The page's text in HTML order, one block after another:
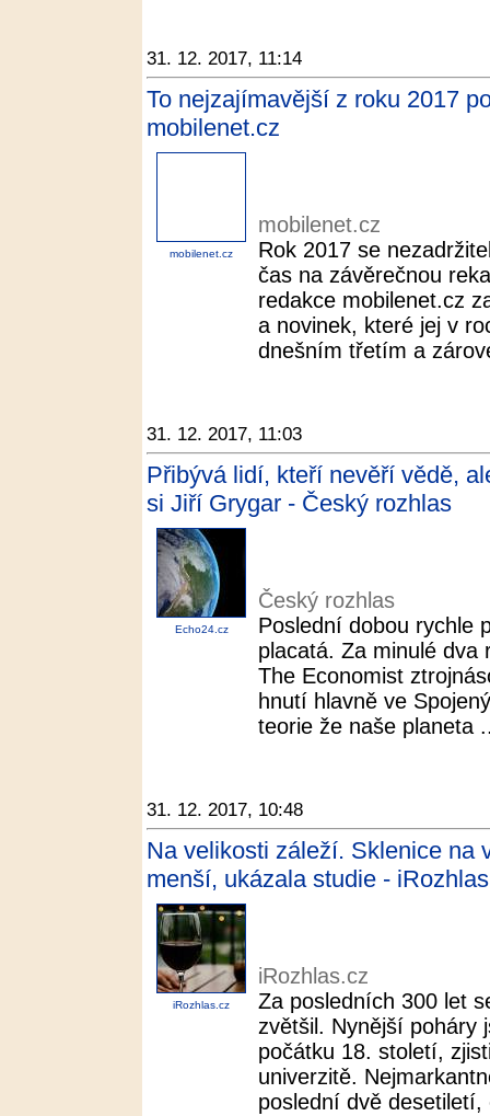
31. 12. 2017, 11:14
To nejzajímavější z roku 2017
mobilenet.cz
mobilenet.cz
mobilenet.cz
Rok 2017 se
čas na závěrečnou
redakce mobilenet.cz
a novinek, které jej v
dnešním třetím a
31. 12. 2017, 11:03
Přibývá lidí, kteří nevěří vědě,
si Jiří Grygar - Český rozhlas
Echo24.cz
Český rozhlas
Poslední dobou rychle
placatá. Za minulé dva
The Economist
hnutí hlavně ve
teorie že naše planeta
31. 12. 2017, 10:48
Na velikosti záleží. Sklenice na
menší, ukázala studie -
iRozhlas.cz
iRozhlas.cz
Za posledních 300 let
zvětšil. Nynější poháry
počátku 18. století,
univerzitě.
poslední dvě desetiletí,